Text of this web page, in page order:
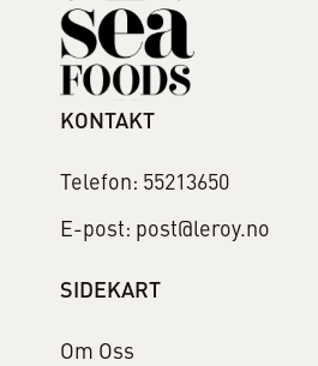
KONTAKT
Telefon: 55213650
E-post: post@leroy.no
SIDEKART
Om Oss